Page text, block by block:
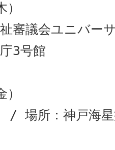
祉審議会ユニバ
3号館
/ 場所：神戸海